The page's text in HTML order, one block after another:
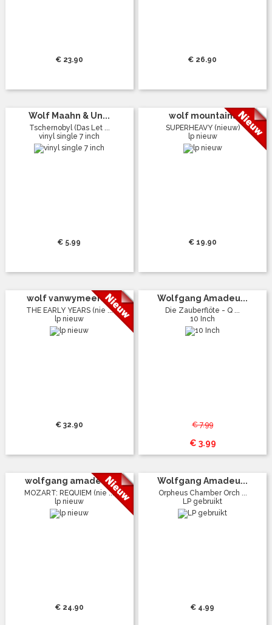
€ 23.90 € 26.90
Wolf Maahn & Un...
Tschernobyl (Das Let ...
vinyl single 7 inch
€ 5.99
wolf mountains
SUPERHEAVY (nieuw)
lp nieuw
€ 19.90
wolf vanwymeers...
THE EARLY YEARS (nie ...
lp nieuw
€ 32.90
Wolfgang Amadeu...
Die Zauberflöte - Q ...
10 Inch
€ 7.99
€ 3.99
wolfgang amadeu...
MOZART: REQUIEM (nie ...
lp nieuw
€ 24.90
Wolfgang Amadeu...
Orpheus Chamber Orch ...
LP gebruikt
€ 4.99